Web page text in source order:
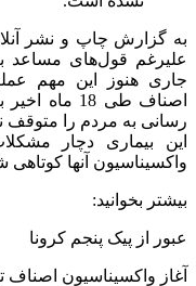
به گزارش چاپ و نشر
علیرغم قول‌های مساعد
جاری هنوز این مهم
اصناف طی
رسانی به مردم را متوقف
این بیماری دچار
واکسیناسیون آنها
بیشتر بخوانید:
عبور از پیک پنجم کرونا
آغاز واکسیناسیون اصناف